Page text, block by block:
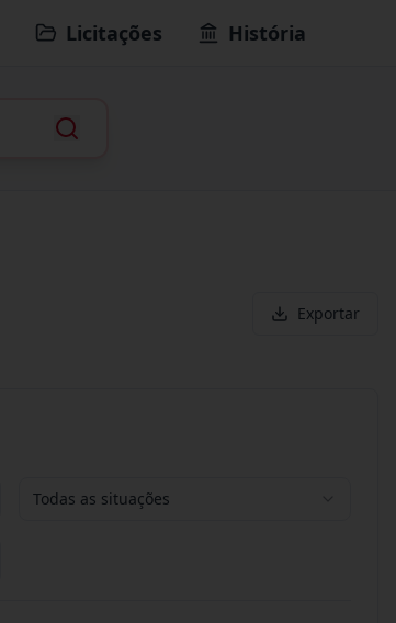
Licitações História
Exportar
Todas as situações